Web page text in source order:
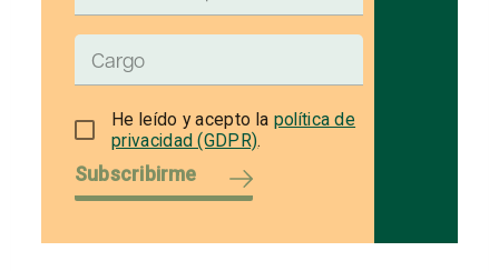
He leído y acepto la política de
privacidad (GDPR).
Subscribirme